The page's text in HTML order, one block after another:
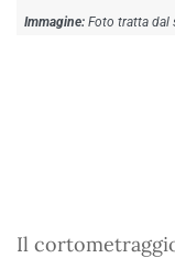
Foto tratta dal
Il